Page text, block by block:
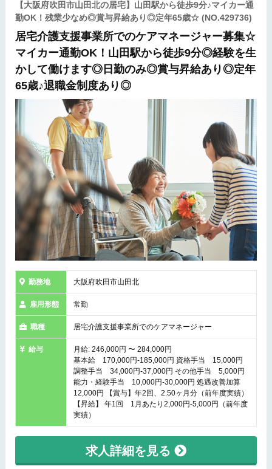
【大阪府吹田市山田北の居宅】山田駅から徒歩9分♪マイカー通
勤OK！残業少なめ◎賞与昇給あり◎定年65歳☆ (NO.429736)
居宅介護支援事業所でのケアマネージャー募集☆
マイカー通勤OK！山田駅から徒歩9分◎経験を生
かして働けます◎日勤のみ◎賞与昇給あり◎定年
65歳♪退職金制度あり◎
勤務地 大阪府吹田市山田北
雇用形態 常勤
職種 居宅介護支援事業所でのケアマネージャー
給与
月給: 246,000円 〜 284,000円
基本給 170,000円-185,000円 資格手当 15,000円
調整手当 34,000円-37,000円 その他手当 5,000円
能力・経験手当 10,000円-30,000円 処遇改善加算
12,000円 【賞与】年2回、2.50ヶ月分（前年度実績）
【昇給】 年1回 1月あたり2,000円-5,000円（前年度
実績）
求人詳細を見る